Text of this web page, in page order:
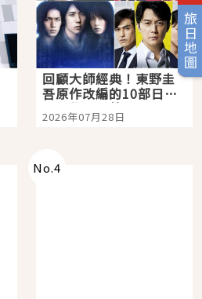
旅日地圖
回顧大師經典！東野圭
吾原作改編的10部日本
影視作品推薦
2026年07月28日
No.4